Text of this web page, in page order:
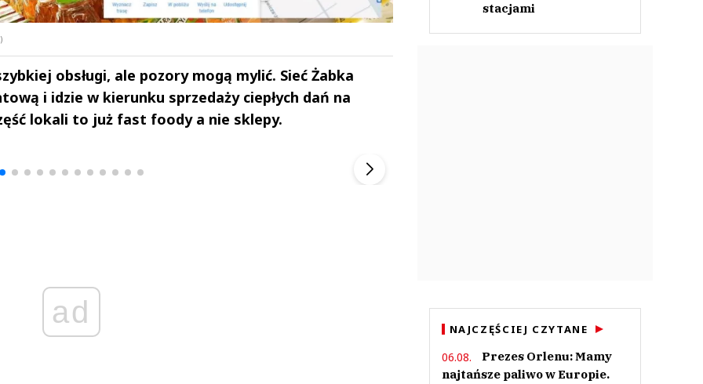
obsługi, ale pozory mogą mylić. Sieć Żabka
i idzie w kierunku sprzedaży ciepłych dań na
lokali to już fast foody a nie sklepy.
ad
stacjami
NAJCZĘŚCIEJ CZYTANE
06.08.
Prezes Orlenu: Mamy
najtańsze paliwo w Europie.